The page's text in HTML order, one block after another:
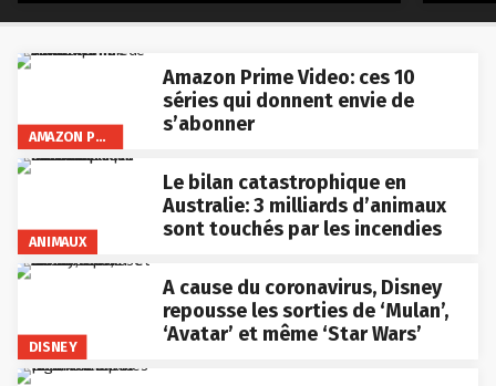
AMAZON PRIME VIDEO
Amazon Prime Video: ces 10
séries qui donnent envie de
s’abonner
ANIMAUX
Le bilan catastrophique en
Australie: 3 milliards d’animaux
sont touchés par les incendies
DISNEY
A cause du coronavirus, Disney
repousse les sorties de ‘Mulan’,
‘Avatar’ et même ‘Star Wars’